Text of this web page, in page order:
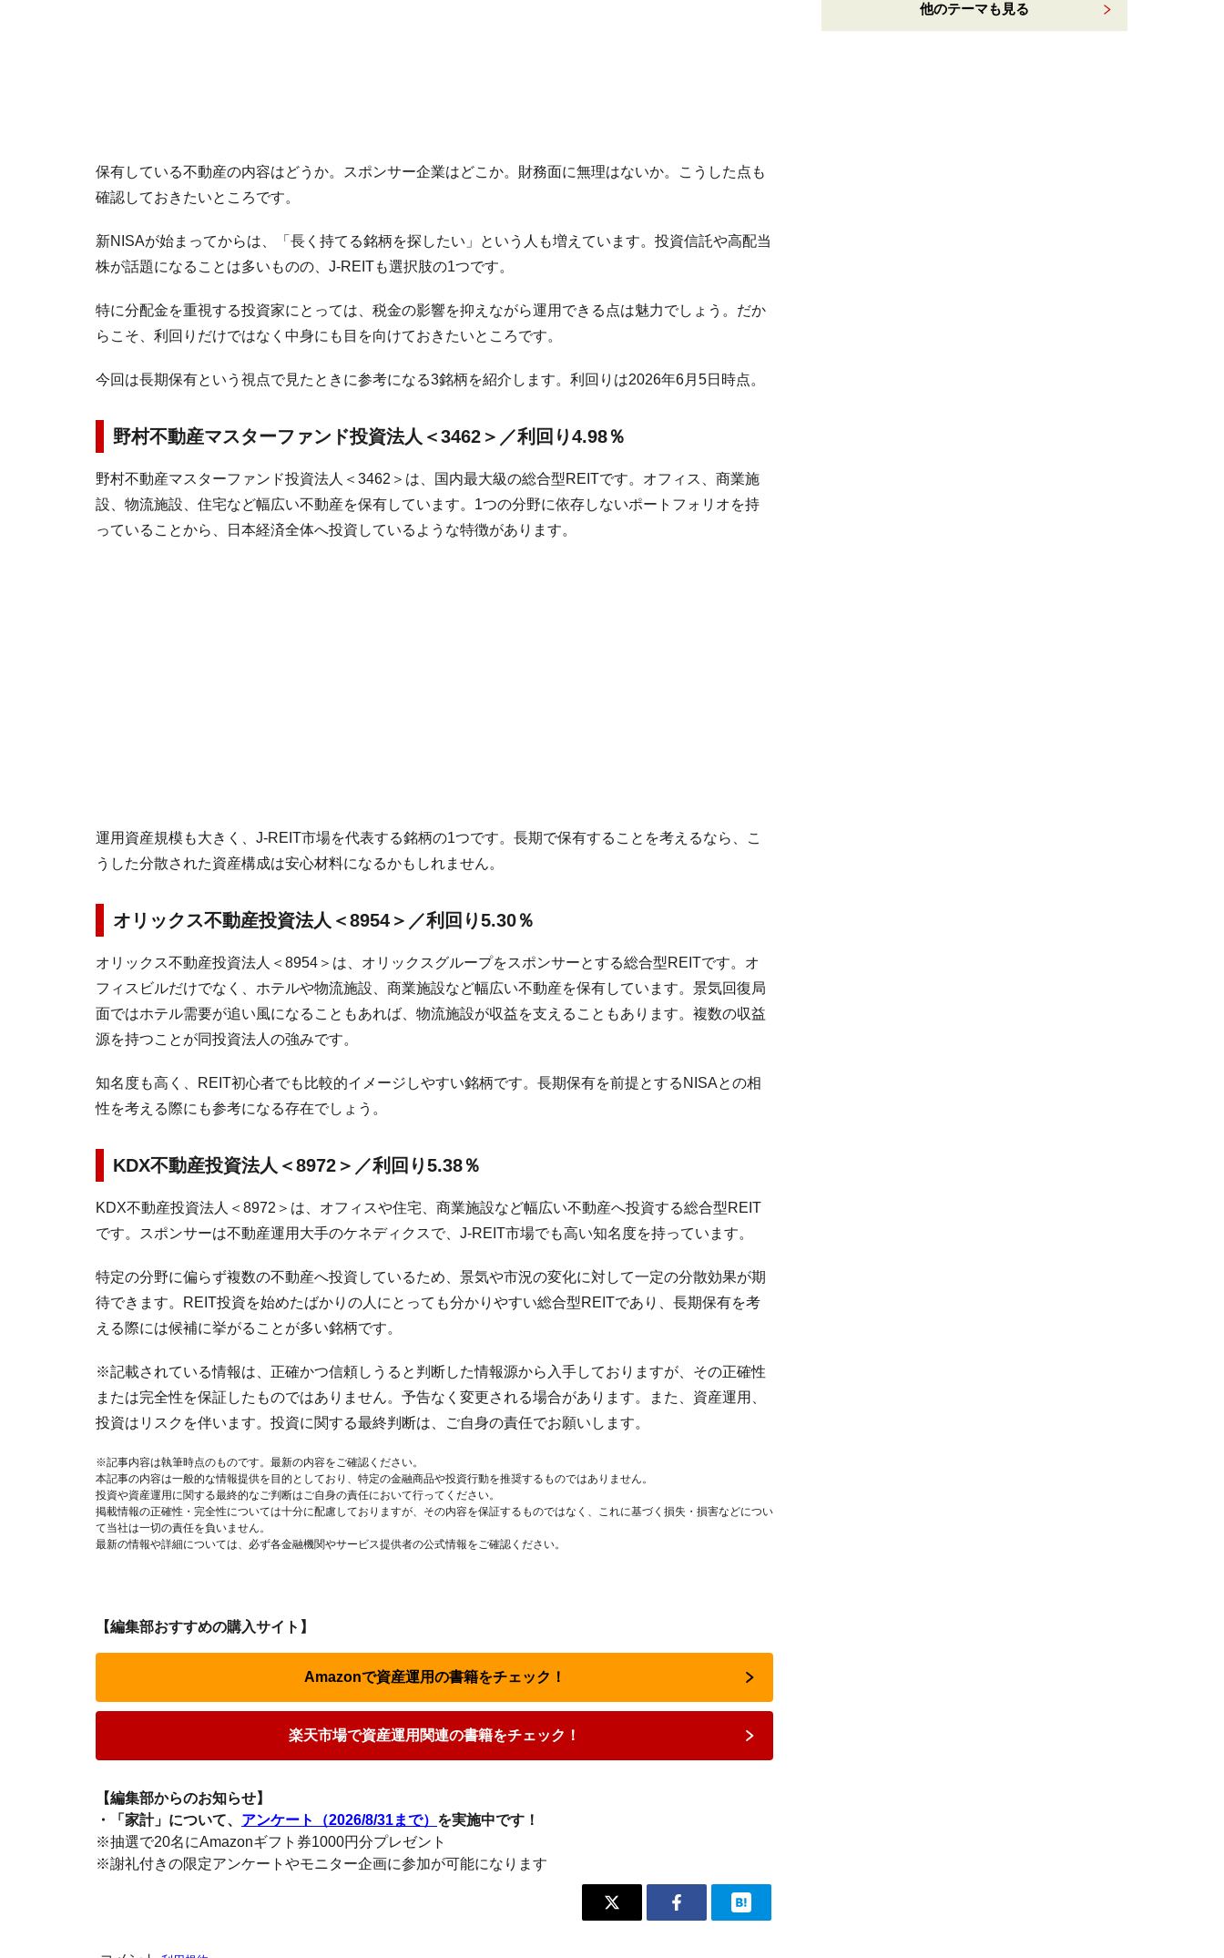
保有している不動産の内容はどうか。スポンサー企業はどこか。財務面に無理はないか。こうした点も
確認しておきたいところです。
新NISAが始まってからは、「長く持てる銘柄を探したい」という人も増えています。投資信託や高配当
株が話題になることは多いものの、J-REITも選択肢の1つです。
特に分配金を重視する投資家にとっては、税金の影響を抑えながら運用できる点は魅力でしょう。だか
らこそ、利回りだけではなく中身にも目を向けておきたいところです。
今回は長期保有という視点で見たときに参考になる3銘柄を紹介します。利回りは2026年6月5日時点。
野村不動産マスターファンド投資法人＜3462＞／利回り4.98％
野村不動産マスターファンド投資法人＜3462＞は、国内最大級の総合型REITです。オフィス、商業施
設、物流施設、住宅など幅広い不動産を保有しています。1つの分野に依存しないポートフォリオを持
っていることから、日本経済全体へ投資しているような特徴があります。
運用資産規模も大きく、J-REIT市場を代表する銘柄の1つです。長期で保有することを考えるなら、こ
うした分散された資産構成は安心材料になるかもしれません。
オリックス不動産投資法人＜8954＞／利回り5.30％
オリックス不動産投資法人＜8954＞は、オリックスグループをスポンサーとする総合型REITです。オ
フィスビルだけでなく、ホテルや物流施設、商業施設など幅広い不動産を保有しています。景気回復局
面ではホテル需要が追い風になることもあれば、物流施設が収益を支えることもあります。複数の収益
源を持つことが同投資法人の強みです。
知名度も高く、REIT初心者でも比較的イメージしやすい銘柄です。長期保有を前提とするNISAとの相
性を考える際にも参考になる存在でしょう。
KDX不動産投資法人＜8972＞／利回り5.38％
KDX不動産投資法人＜8972＞は、オフィスや住宅、商業施設など幅広い不動産へ投資する総合型REIT
です。スポンサーは不動産運用大手のケネディクスで、J-REIT市場でも高い知名度を持っています。
特定の分野に偏らず複数の不動産へ投資しているため、景気や市況の変化に対して一定の分散効果が期
待できます。REIT投資を始めたばかりの人にとっても分かりやすい総合型REITであり、長期保有を考
える際には候補に挙がることが多い銘柄です。
※記載されている情報は、正確かつ信頼しうると判断した情報源から入手しておりますが、その正確性
または完全性を保証したものではありません。予告なく変更される場合があります。また、資産運用、
投資はリスクを伴います。投資に関する最終判断は、ご自身の責任でお願いします。
※記事内容は執筆時点のものです。最新の内容をご確認ください。
本記事の内容は一般的な情報提供を目的としており、特定の金融商品や投資行動を推奨するものではありません。
投資や資産運用に関する最終的なご判断はご自身の責任において行ってください。
掲載情報の正確性・完全性については十分に配慮しておりますが、その内容を保証するものではなく、これに基づく損失・損害などについ
て当社は一切の責任を負いません。
最新の情報や詳細については、必ず各金融機関やサービス提供者の公式情報をご確認ください。
【編集部おすすめの購入サイト】
Amazonで資産運用の書籍をチェック！
楽天市場で資産運用関連の書籍をチェック！
【編集部からのお知らせ】
・「家計」について、 アンケート（2026/8/31まで） を実施中です！
※抽選で20名にAmazonギフト券1000円分プレゼント
※謝礼付きの限定アンケートやモニター企画に参加が可能になります
他のテーマも見る